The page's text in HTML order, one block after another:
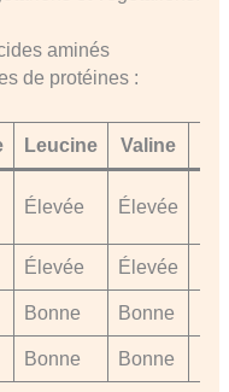
aminés
de protéines :
Leucine Valine
Élevée Élevée
Élevée Élevée
Bonne Bonne
Bonne Bonne